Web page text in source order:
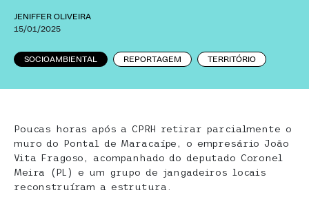
JENIFFER OLIVEIRA
15/01/2025
SOCIOAMBIENTAL REPORTAGEM TERRITÓRIO
Poucas horas após a CPRH retirar parcialmente o
muro do Pontal de Maracaípe, o empresário João
Vita Fragoso, acompanhado do deputado Coronel
Meira (PL) e um grupo de jangadeiros locais
reconstruíram a estrutura.